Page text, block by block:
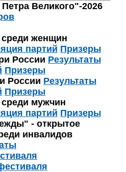
Великого"-2026
среди женщин
партий Призеры
России Результаты
Призеры
России Результаты
Призеры
мужчин
партий Призеры
- открытое
инвалидов